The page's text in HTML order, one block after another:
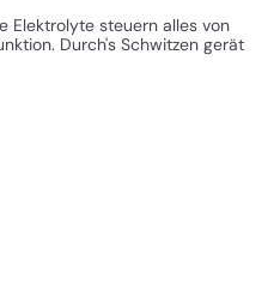
Elektrolyte steuern alles von
Durch's Schwitzen gerät